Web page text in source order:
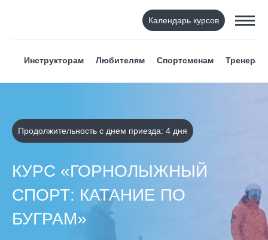
Календарь курсов
Инструкторам Любителям Спортсменам Тренерам
Продолжительность с днем приезда: 4 дня
КУРС «ГОРНОЛЫЖНЫЙ
СПОРТ: КАТАНИЕ ПО
БУГРАМ»